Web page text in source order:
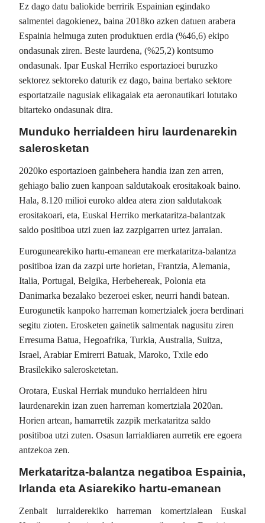
Ez dago datu baliokide berririk Espainian egindako
salmentei dagokienez, baina 2018ko azken datuen arabera
Espainia helmuga zuten produktuen erdia (%46,6) ekipo
ondasunak ziren. Beste laurdena, (%25,2) kontsumo
ondasunak. Ipar Euskal Herriko esportazioei buruzko
sektorez sektoreko daturik ez dago, baina bertako sektore
esportatzaile nagusiak elikagaiak eta aeronautikari lotutako
bitarteko ondasunak dira.
Munduko herrialdeen hiru laurdenarekin
salerosketan
2020ko esportazioen gainbehera handia izan zen arren,
gehiago balio zuen kanpoan saldutakoak erositakoak baino.
Hala, 8.120 milioi euroko aldea atera zion saldutakoak
erositakoari, eta, Euskal Herriko merkataritza-balantzak
saldo positiboa utzi zuen iaz zazpigarren urtez jarraian.
Eurogunearekiko hartu-emanean ere merkataritza-balantza
positiboa izan da zazpi urte horietan, Frantzia, Alemania,
Italia, Portugal, Belgika, Herbehereak, Polonia eta
Danimarka bezalako bezeroei esker, neurri handi batean.
Eurogunetik kanpoko harreman komertzialek joera berdinari
segitu zioten. Erosketen gainetik salmentak nagusitu ziren
Erresuma Batua, Hegoafrika, Turkia, Australia, Suitza,
Israel, Arabiar Emirerri Batuak, Maroko, Txile edo
Brasilekiko salerosketetan.
Orotara, Euskal Herriak munduko herrialdeen hiru
laurdenarekin izan zuen harreman komertziala 2020an.
Horien artean, hamarretik zazpik merkataritza saldo
positiboa utzi zuten. Osasun larrialdiaren aurretik ere egoera
antzekoa zen.
Merkataritza-balantza negatiboa Espainia,
Irlanda eta Asiarekiko hartu-emanean
Zenbait lurralderekiko harreman komertzialean Euskal